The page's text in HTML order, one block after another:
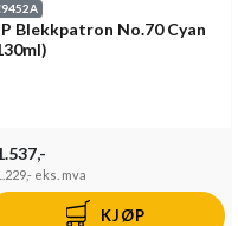
Blekkpatron No.70 Cyan
eks. mva
KJØP